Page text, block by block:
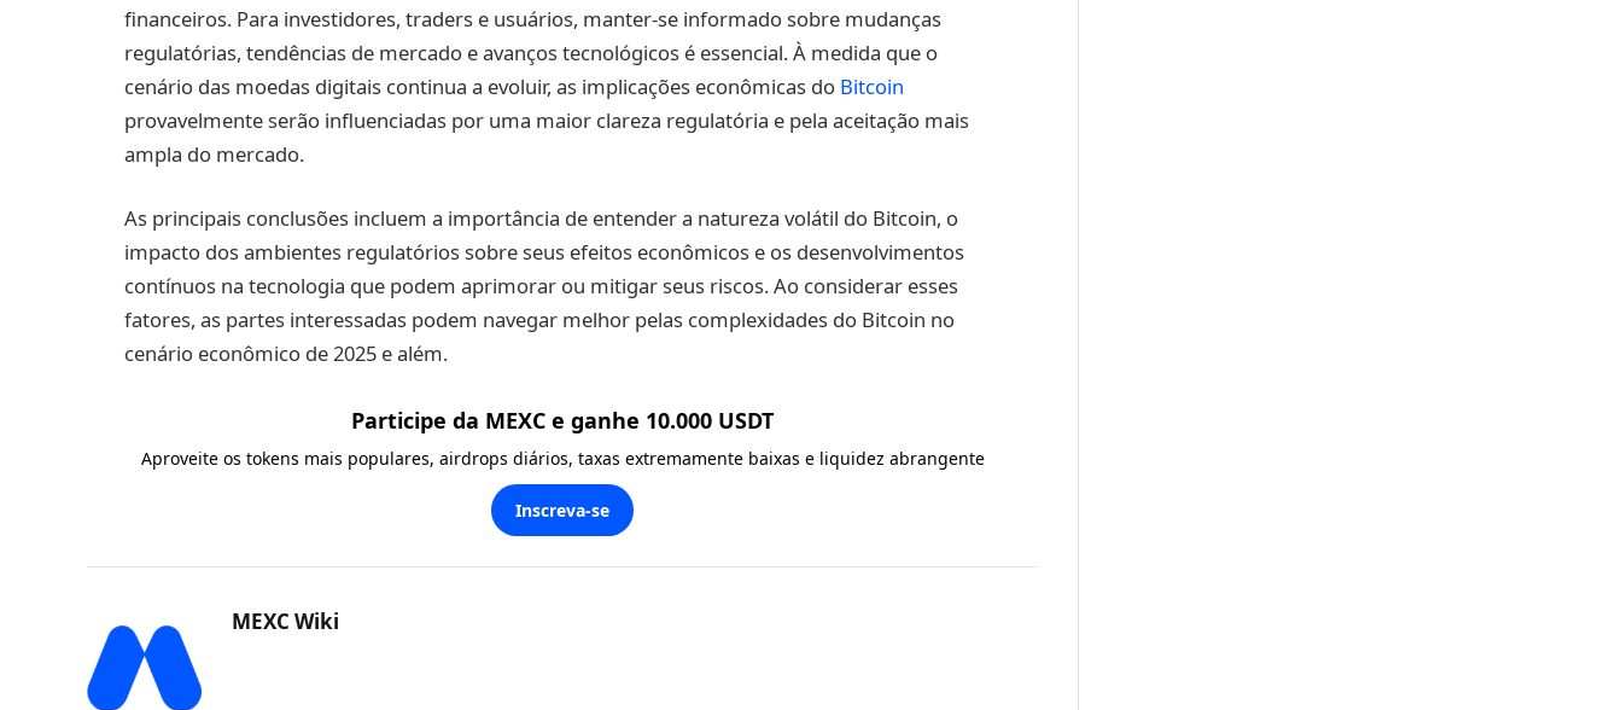
financeiros. Para investidores, traders e usuários, manter-se informado sobre mudanças
regulatórias, tendências de mercado e avanços tecnológicos é essencial. À medida que o
cenário das moedas digitais continua a evoluir, as implicações econômicas do Bitcoin
provavelmente serão influenciadas por uma maior clareza regulatória e pela aceitação mais
ampla do mercado.
As principais conclusões incluem a importância de entender a natureza volátil do Bitcoin, o
impacto dos ambientes regulatórios sobre seus efeitos econômicos e os desenvolvimentos
contínuos na tecnologia que podem aprimorar ou mitigar seus riscos. Ao considerar esses
fatores, as partes interessadas podem navegar melhor pelas complexidades do Bitcoin no
cenário econômico de 2025 e além.
Participe da MEXC e ganhe 10.000 USDT
Aproveite os tokens mais populares, airdrops diários, taxas extremamente baixas e liquidez abrangente
Inscreva-se
MEXC Wiki